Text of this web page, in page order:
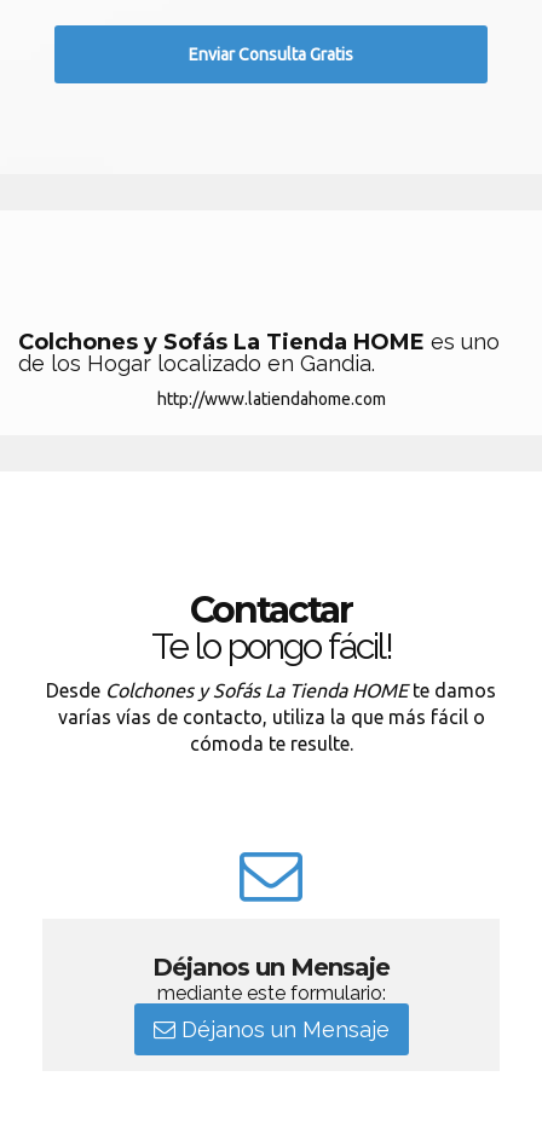
Colchones y Sofás La Tienda HOME es uno
de los Hogar localizado en Gandia.
http://www.latiendahome.com
Contactar
Te lo pongo fácil!
Desde Colchones y Sofás La Tienda HOMEte damos
varías vías de contacto, utiliza la que más fácil o
cómoda te resulte.
Déjanos un Mensaje
mediante este formulario:
Déjanos un Mensaje